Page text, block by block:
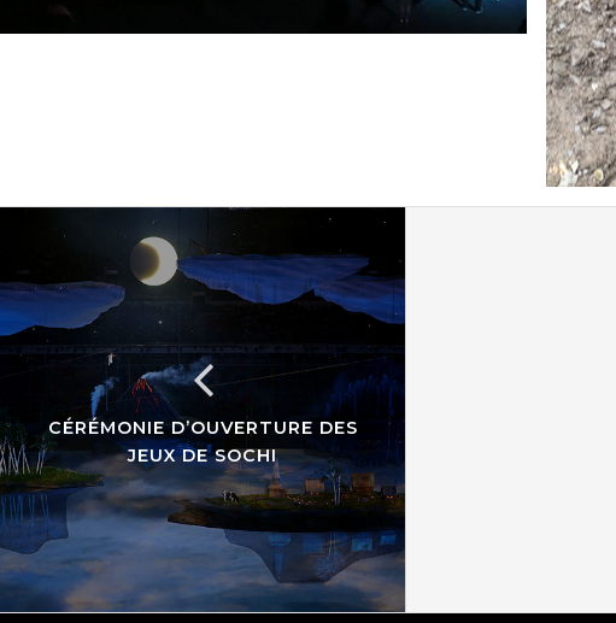
CÉRÉMONIE D’OUVERTURE DES
JEUX DE SOCHI